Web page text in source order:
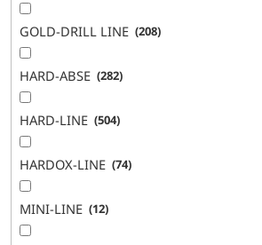
GOLD-DRILL LINE 208
HARD-ABSE 282
HARD-LINE 504
HARDOX-LINE 74
MINI-LINE 12